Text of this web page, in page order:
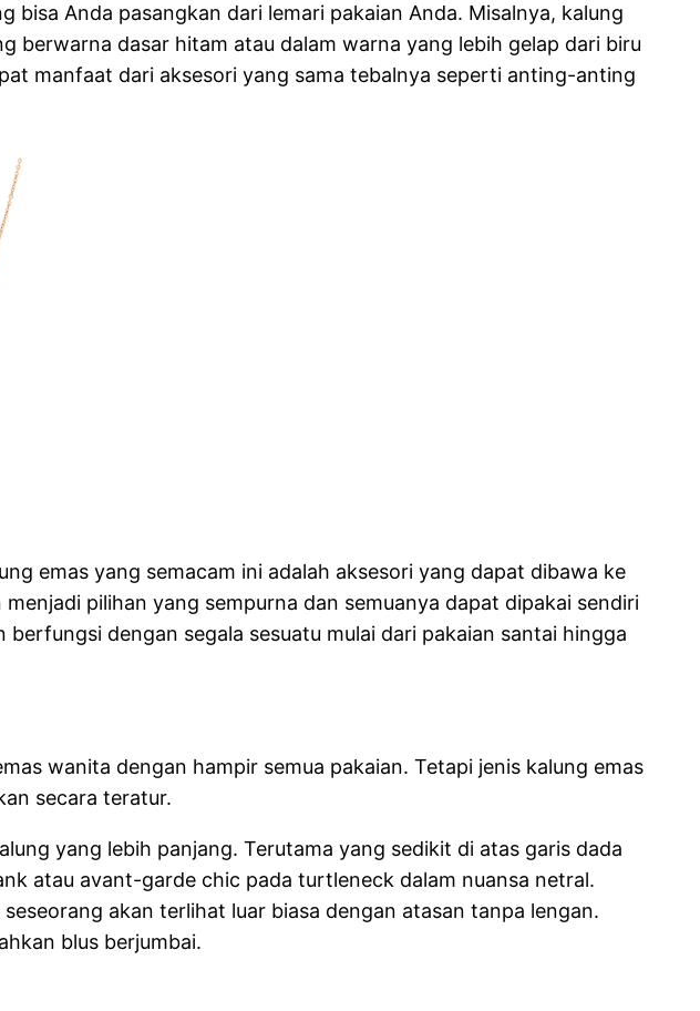
Anda pasangkan dari lemari pakaian Anda. Misalnya, kalung
berwarna dasar hitam atau dalam warna yang lebih gelap dari biru
manfaat dari aksesori yang sama tebalnya seperti anting-anting
emas yang semacam ini adalah aksesori yang dapat dibawa ke
pilihan yang sempurna dan semuanya dapat dipakai sendiri
dengan segala sesuatu mulai dari pakaian santai hingga
wanita dengan hampir semua pakaian. Tetapi jenis kalung emas
secara teratur.
yang lebih panjang. Terutama yang sedikit di atas garis dada
atau avant-garde chic pada turtleneck dalam nuansa netral.
akan terlihat luar biasa dengan atasan tanpa lengan.
blus berjumbai.